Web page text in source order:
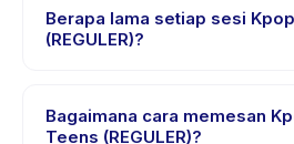
usia 10 sampai 18 tahun. Instruktur
program untuk berbagai tingkat
Berapa lama setiap sesi
(REGULER)?
berlangsung sekitar 90 menit.
awal untuk proses check-in yang
Bagaimana cara memesan
Teens (REGULER)?